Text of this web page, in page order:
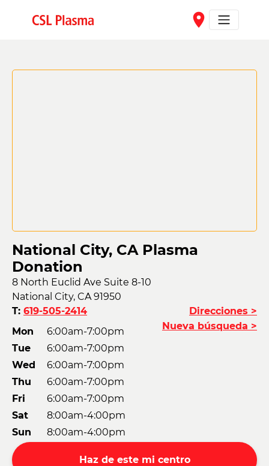
place
National City, CA Plasma
Donation
8 North Euclid Ave Suite 8-10
National City, CA 91950
T: 619-505-2414
Mon
6:00am-7:00pm
Tue
6:00am-7:00pm
Wed
6:00am-7:00pm
Thu
6:00am-7:00pm
Fri
6:00am-7:00pm
Sat
8:00am-4:00pm
Sun
8:00am-4:00pm
Direcciones >
Nueva búsqueda >
Haz de este mi centro